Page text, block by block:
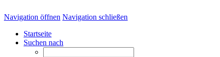
Navigation öffnen Navigation schließen
Startseite
Suchen nach